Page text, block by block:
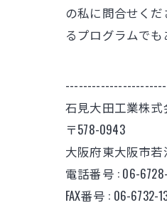
の私に問合せく
るプログラムでも
石見大田工業株式
〒578-0943
大阪府東大阪市若
電話番号 : 06-
FAX番号 : 06-6732-